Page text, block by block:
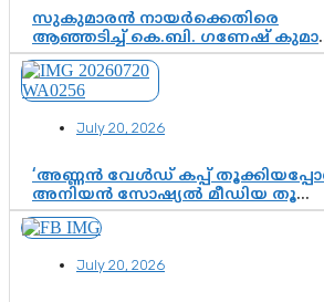
സുകുമാരൻ നായർക്കെതിരെ
ആഞ്ഞടിച്ച് കെ.ബി. ഗണേഷ്
വി.ഡി. സതീശന് പൂർണ പിന്തുണ
July 20, 2026
‘അണ്ണൻ വേൾഡ് കപ്പ്
അനിയൻ സോഷ്യൽ മീഡിയ
ലാമിൻ യമാലിന്റെ
കിരീടധാരണത്തിനിടെ
ചുണക്കുട്ടൻ
July 20, 2026